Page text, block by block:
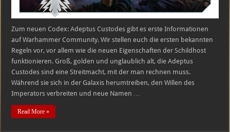
Zum neuen Codex: Adeptus Custodes gibt es erste Informationen
auf Warhammer Community. Wir stellen euch die ersten bekannten
Regeln vor, vor allem wie die neuen Eigenschaften der Schildhost
funktionieren. Groß, golden und unglaublich alt, die Adeptus
Custodes sind eine Streitmacht, mit der man rechnen muss.
Während sie sich in der Galaxis herumtreiben, den Willen des
Imperators verbreiten und neue Namen …
Read More »